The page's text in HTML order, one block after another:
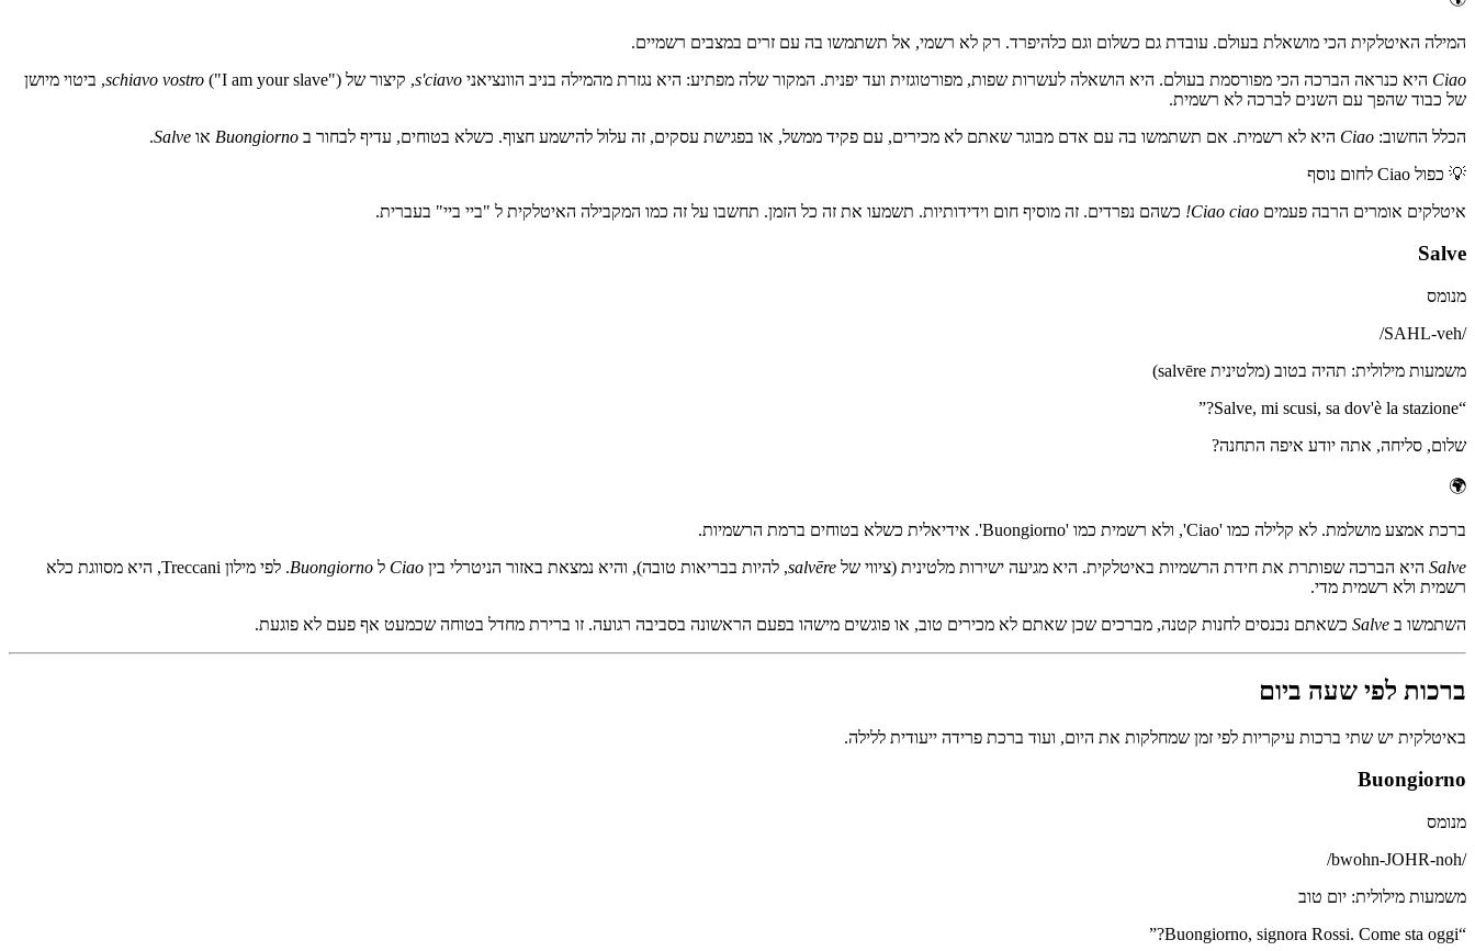
המילה האיטלקית הכי מושאלת בעולם. עובדת גם כשלום וגם כלהיפרד. רק לא רשמי, אל תשתמשו בה עם זרים במצבים רשמיים.
Ciao היא כנראה הברכה הכי מפורסמת בעולם. היא הושאלה לעשרות שפות, מפורטוגזית ועד יפנית. המקור שלה מפתיע: היא נגזרת מהמילה בניב הוונציאני s'ciavo, קיצור של schiavo vostro("I am your slave"), ביטוי מיושן
של כבוד שהפך עם השנים לברכה לא רשמית.
הכלל החשוב: Ciao היא לא רשמית. אם תשתמשו בה עם אדם מבוגר שאתם לא מכירים, עם פקיד ממשל, או בפגישת עסקים, זה עלול להישמע חצוף. כשלא בטוחים, עדיף לבחור ב Buongiorno או Salve
.
💡 כפול Ciao לחום נוסף
איטלקים אומרים הרבה פעמים Ciao ciao! כשהם נפרדים. זה מוסיף חום וידידותיות. תשמעו את זה כל הזמן. תחשבו על זה כמו המקבילה האיטלקית ל "ביי ביי" בעברית.
Salve
מנומס
/
SAHL-veh
/
משמעות מילולית: תהיה בטוב (מלטינית salvēre)
“
Salve, mi scusi, sa dov'è la stazione?
”
שלום, סליחה, אתה יודע איפה התחנה?
🌍
ברכת אמצע מושלמת. לא קלילה כמו 'Ciao', ולא רשמית כמו 'Buongiorno'. אידיאלית כשלא בטוחים ברמת הרשמיות.
Salve היא הברכה שפותרת את חידת הרשמיות באיטלקית. היא מגיעה ישירות מלטינית (ציווי של salvēre, להיות בבריאות טובה), והיא נמצאת באזור הניטרלי בין Ciao ל Buongiorno
. לפי מילון Treccani, היא מסווגת כלא
רשמית ולא רשמית מדי.
השתמשו ב Salve כשאתם נכנסים לחנות קטנה, מברכים שכן שאתם לא מכירים טוב, או פוגשים מישהו בפעם הראשונה בסביבה רגועה. זו ברירת מחדל בטוחה שכמעט אף פעם לא פוגעת.
ברכות לפי שעה ביום
באיטלקית יש שתי ברכות עיקריות לפי זמן שמחלקות את היום, ועוד ברכת פרידה ייעודית ללילה.
Buongiorno
מנומס
/
bwohn-JOHR-noh
/
משמעות מילולית: יום טוב
“
Buongiorno, signora Rossi. Come sta oggi?
”